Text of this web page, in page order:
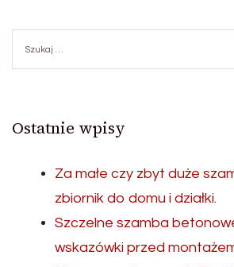
Ostatnie wpisy
Za małe czy zbyt duże
zbiornik do domu i działki.
Szczelne szamba
wskazówki przed